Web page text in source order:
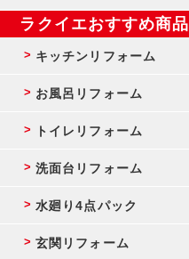
ラクイエおすすめ商品
キッチンリフォーム
お風呂リフォーム
トイレリフォーム
洗面台リフォーム
水廻り4点パック
玄関リフォーム